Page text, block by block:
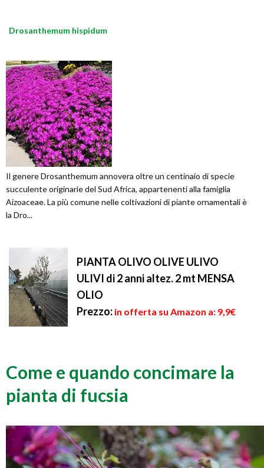
Drosanthemum hispidum
Il genere Drosanthemum annovera oltre un centinaio di specie
succulente originarie del Sud Africa, appartenenti alla famiglia
Aizoaceae. La più comune nelle coltivazioni di piante ornamentali è
la Dro...
PIANTA OLIVO OLIVE ULIVO
ULIVI di 2 anni altez. 2 mt MENSA
OLIO
Prezzo: in offerta su Amazon a: 9,9€
Come e quando concimare la
pianta di fucsia